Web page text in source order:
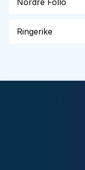
Nordre Follo
Ringerike